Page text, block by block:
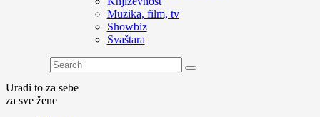
Muzika, film, tv
Showbiz
Svaštara
Uradi to za sebe
za sve žene